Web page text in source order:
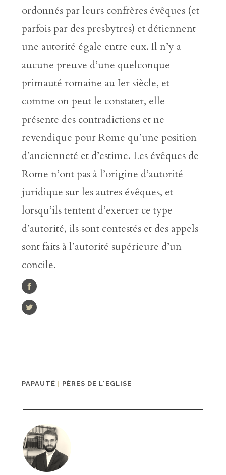
ordonnés par leurs confrères évêques (et
parfois par des presbytres) et détiennent
une autorité égale entre eux. Il n’y a
aucune preuve d’une quelconque
primauté romaine au Ier siècle, et
comme on peut le constater, elle
présente des contradictions et ne
revendique pour Rome qu’une position
d’ancienneté et d’estime. Les évêques de
Rome n’ont pas à l’origine d’autorité
juridique sur les autres évêques, et
lorsqu’ils tentent d’exercer ce type
d’autorité, ils sont contestés et des appels
sont faits à l’autorité supérieure d’un
concile.
PAPAUTÉ | PÈRES DE L'EGLISE